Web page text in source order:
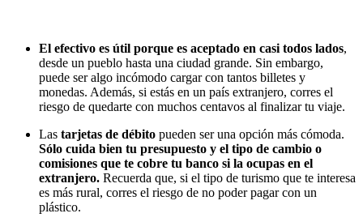
El efectivo es útil porque es aceptado en casi todos lados,
desde un pueblo hasta una ciudad grande. Sin embargo,
puede ser algo incómodo cargar con tantos billetes y
monedas. Además, si estás en un país extranjero, corres el
riesgo de quedarte con muchos centavos al finalizar tu viaje.
Las tarjetas de débito pueden ser una opción más cómoda.
Sólo cuida bien tu presupuesto y el tipo de cambio o
comisiones que te cobre tu banco si la ocupas en el
extranjero. Recuerda que, si el tipo de turismo que te interesa
es más rural, corres el riesgo de no poder pagar con un
plástico.